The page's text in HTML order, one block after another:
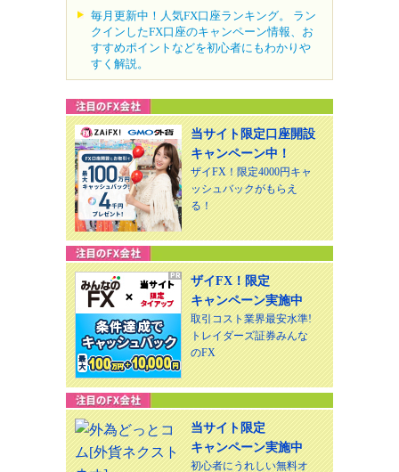
毎月更新中！人気FX口座ランキング。 ラン
クインしたFX口座のキャンペーン情報、お
すすめポイントなどを初心者にもわかりや
すく解説。
当サイト限定口座開設
キャンペーン中！
ザイFX！限定4000円キャ
ッシュバックがもらえ
る！
ザイFX！限定
キャンペーン実施中
取引コスト業界最安水準!
トレイダーズ証券みんな
のFX
当サイト限定
キャンペーン実施中
初心者にうれしい無料オ